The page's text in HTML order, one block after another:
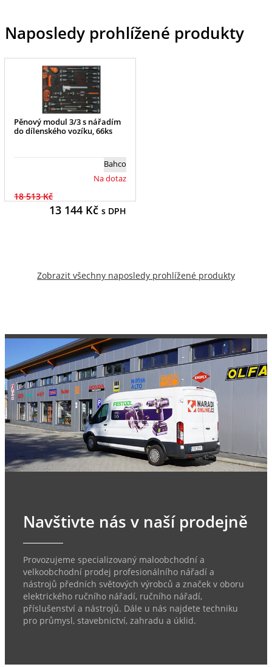
Naposledy prohlížené produkty
Pěnový modul 3/3 s nářadím
do dílenského vozíku, 66ks
Bahco
Na dotaz
18 513 Kč
13 144Kč s DPH
Zobrazit všechny naposledy prohlížené produkty
Navštivte nás v naší prodejně
Provozujeme specializovaný maloobchodní a
velkoobchodní prodej profesionálního nářadí a
nástrojů předních světových výrobců a značek v oboru
elektrického ručního nářadí, ručního nářadí,
příslušenství a nástrojů. Dále u nás najdete techniku
pro průmysl, stavebnictví, zahradu a úklid.